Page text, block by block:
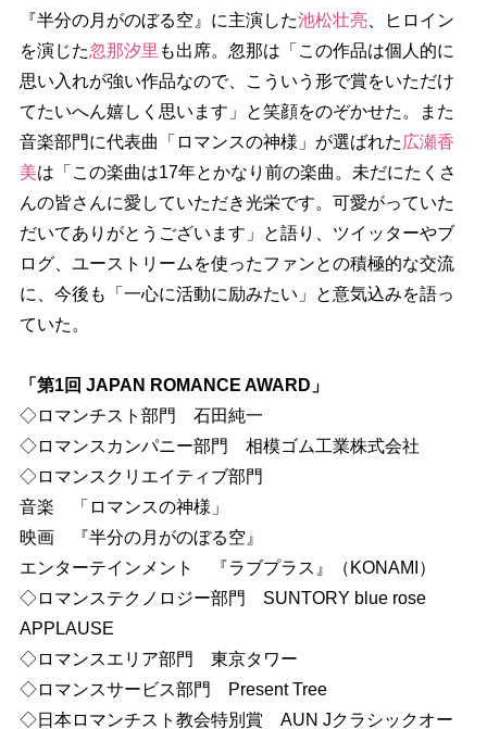
『半分の月がのぼる空』に主演した池松壮亮、ヒロイン
を演じた忽那汐里 も出席。忽那は「この作品は個人的に
思い入れが強い作品なので、こういう形で賞をいただけ
てたいへん嬉しく思います」と笑顔をのぞかせた。また
音楽部門に代表曲「ロマンスの神様」が選ばれた 広瀬香
美は「この楽曲は17年とかなり前の楽曲。未だにたくさ
んの皆さんに愛していただき光栄です。可愛がっていた
だいてありがとうございます」と語り、ツイッターやブ
ログ、ユーストリームを使ったファンとの積極的な交流
に、今後も「一心に活動に励みたい」と意気込みを語っ
ていた。
「第1回 JAPAN ROMANCE AWARD」
◇ロマンチスト部門 石田純一
◇ロマンスカンパニー部門 相模ゴム工業株式会社
◇ロマンスクリエイティブ部門
音楽 「ロマンスの神様」
映画 『半分の月がのぼる空』
エンターテインメント 『ラブプラス』（KONAMI）
◇ロマンステクノロジー部門 SUNTORY blue rose
APPLAUSE
◇ロマンスエリア部門 東京タワー
◇ロマンスサービス部門 Present Tree
◇日本ロマンチスト教会特別賞 AUN Jクラシックオー